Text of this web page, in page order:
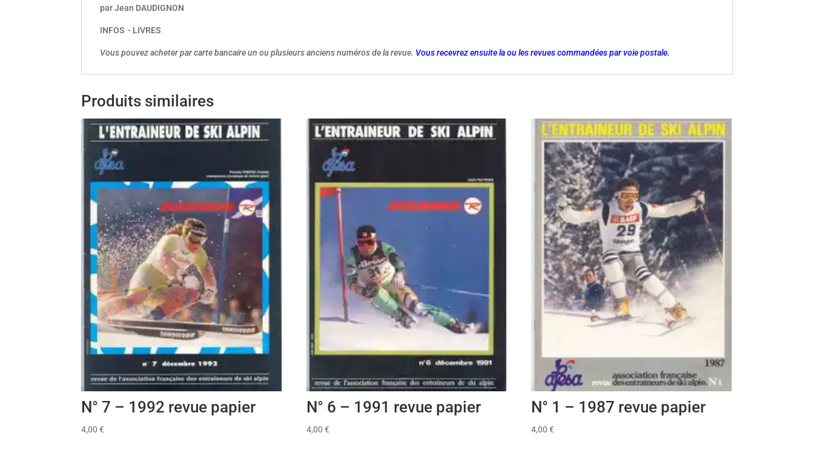
par Jean DAUDIGNON
INFOS - LIVRES
Vous pouvez acheter par carte bancaire un ou plusieurs anciens numéros de la revue. Vous recevrez ensuite la ou les revues commandées par voie postale.
Produits similaires
N° 7 – 1992 revue papier
4,00€
N° 6 – 1991 revue papier
4,00 €
N° 1 – 1987 revue papier
4,00€